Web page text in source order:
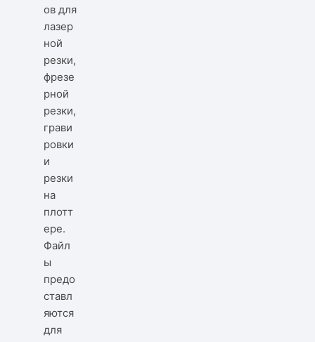
ов для
лазер
ной
резки,
фрезе
рной
резки,
грави
ровки
и
резки
на
плотт
ере.
Файл
ы
предо
ставл
яются
для